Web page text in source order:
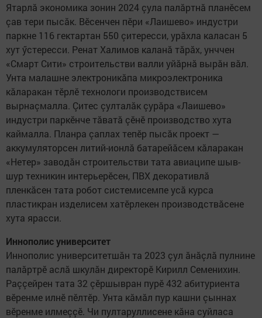
Ятарлă экономика зонин 2024 çула палăртнă планӗсем
çав тери пысăк. Вӗсенчен пӗри «Лаишево» индустри
паркне 116 гектартан 550 çитересси, урăхла каласан 5
хут ӳстересси. Ренат Халимов каланă тăрăх, унччен
«Смарт Сити» строительстви валли уйăрнă вырăн вăл.
Унта малашне электроникăпа микроэлектроника
кăларакан тӗрлӗ технологи производствисем
вырнаçмалла. Çитес çулталăк çурăра «Лаишево»
индустри паркӗнче тăватă çӗнӗ производство хута
каймалла. Планра çаплах тепӗр пысăк проект —
аккумуляторсен литий-ионлă батарейăсем кăларакан
«Нетер» заводăн строительстви тата авиаципе шыв-
шур техникин интерьерӗсен, ПВХ декоративлă
пленкăсен тата робот системисемпе усă курса
пластикран изделисем хатӗрлекен производствăсене
хута ярасси.
Иннополис университет
Иннополис университетшăн та 2023 çул ăнăçлă пулнине
палăртрӗ аслă шкулăн директорӗ Кирилл Семенихин.
Раççейрен тата 32 çӗршывран пурӗ 432 абитуриента
вӗренме илнӗ пӗлтӗр. Унта кăмăл пур кашни çыннах
вӗренме илмеççӗ. Чи пултаруллисене кăна суйласа